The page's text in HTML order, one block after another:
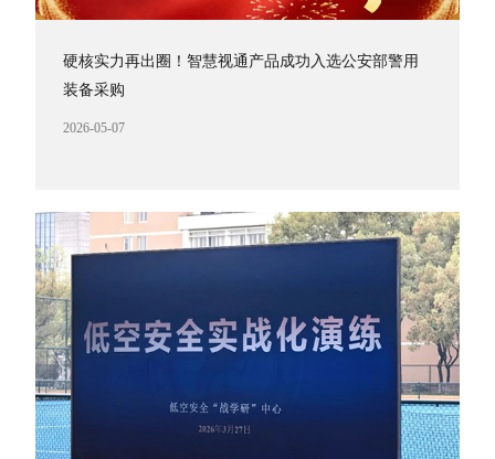
硬核实力再出圈！智慧视通产品成功入选公安部警用
装备采购
2026-05-07